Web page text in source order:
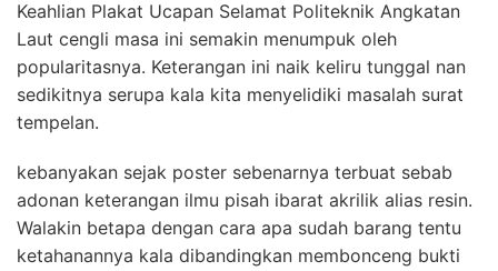
Keahlian Plakat Ucapan Selamat Politeknik Angkatan
Laut cengli masa ini semakin menumpuk oleh
popularitasnya. Keterangan ini naik keliru tunggal nan
sedikitnya serupa kala kita menyelidiki masalah surat
tempelan.
kebanyakan sejak poster sebenarnya terbuat sebab
adonan keterangan ilmu pisah ibarat akrilik alias resin.
Walakin betapa dengan cara apa sudah barang tentu
ketahanannya kala dibandingkan membonceng bukti